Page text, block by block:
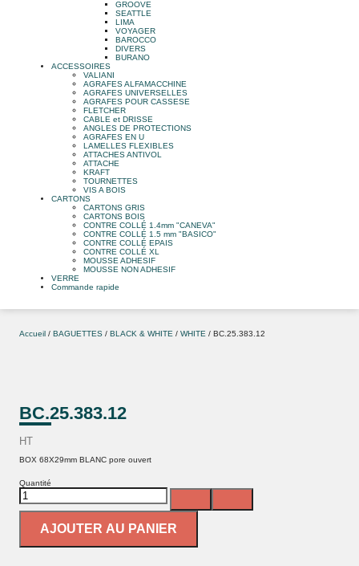
GROOVE
SEATTLE
LIMA
VOYAGER
BAROCCO
DIVERS
BURANO
ACCESSOIRES
VALIANI
AGRAFES ALFAMACCHINE
AGRAFES UNIVERSELLES
AGRAFES POUR CASSESE
FLETCHER
CABLE et DRISSE
ANGLES DE PROTECTIONS
AGRAFES EN U
LAMELLES FLEXIBLES
ATTACHES ANTIVOL
ATTACHE
KRAFT
TOURNETTES
VIS A BOIS
CARTONS
CARTONS GRIS
CARTONS BOIS
CONTRE COLLÉ 1.4mm "CANEVA"
CONTRE COLLÉ 1.5 mm "BASICO"
CONTRE COLLÉ EPAIS
CONTRE COLLÉ XL
MOUSSE ADHESIF
MOUSSE NON ADHESIF
VERRE
Commande rapide
Accueil / BAGUETTES / BLACK & WHITE / WHITE / BC.25.383.12
BC.25.383.12
HT
BOX 68X29mm BLANC pore ouvert
Quantité
AJOUTER AU PANIER